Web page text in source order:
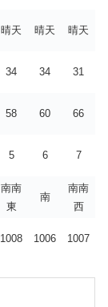
晴天 晴天 晴天
34 34 31
58 60 66
5 6 7
南南
東
南
南南
西
1008 1006 1007